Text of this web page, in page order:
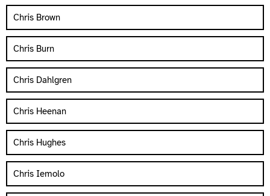
Chris Brown
Chris Burn
Chris Dahlgren
Chris Heenan
Chris Hughes
Chris Iemolo